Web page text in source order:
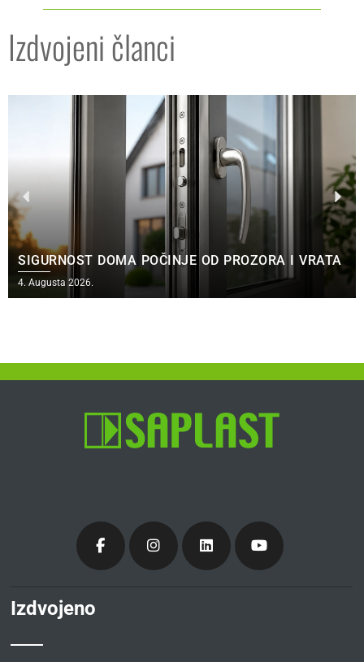
Izdvojeni članci
SIGURNOST DOMA POČINJE OD PROZORA I VRATA
4. Augusta 2026.
Izdvojeno